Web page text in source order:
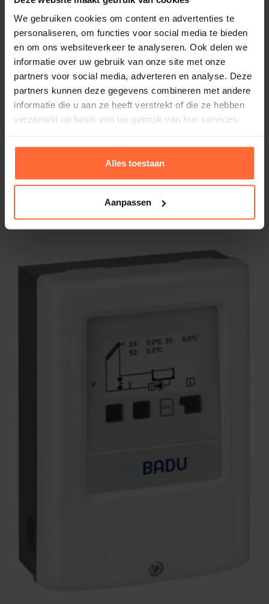
We gebruiken cookies om content en advertenties te
personaliseren, om functies voor social media te bieden
en om ons websiteverkeer te analyseren. Ook delen we
informatie over uw gebruik van onze site met onze
partners voor social media, adverteren en analyse. Deze
partners kunnen deze gegevens combineren met andere
informatie die u aan ze heeft verstrekt of die ze hebben
verzameld op basis van uw gebruik van hun services.
Alles toestaan
Aanpassen
Sensor t.b.v. Niveauregeling Starline